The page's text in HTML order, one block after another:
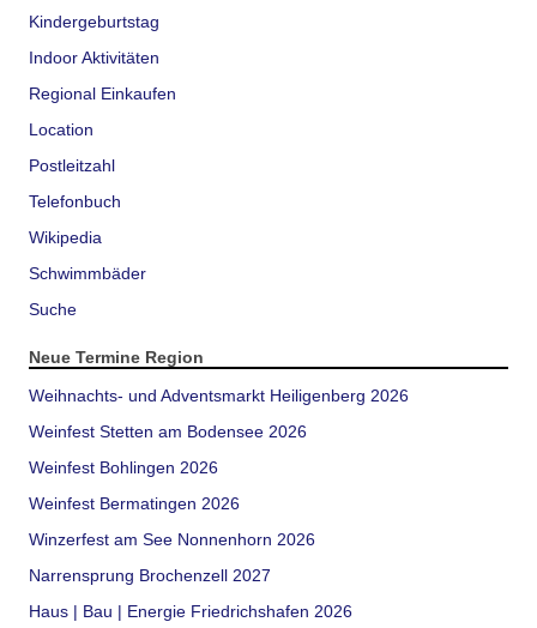
Kindergeburtstag
Indoor Aktivitäten
Regional Einkaufen
Location
Postleitzahl
Telefonbuch
Wikipedia
Schwimmbäder
Suche
Neue Termine Region
Weihnachts- und Adventsmarkt Heiligenberg 2026
Weinfest Stetten am Bodensee 2026
Weinfest Bohlingen 2026
Weinfest Bermatingen 2026
Winzerfest am See Nonnenhorn 2026
Narrensprung Brochenzell 2027
Haus | Bau | Energie Friedrichshafen 2026